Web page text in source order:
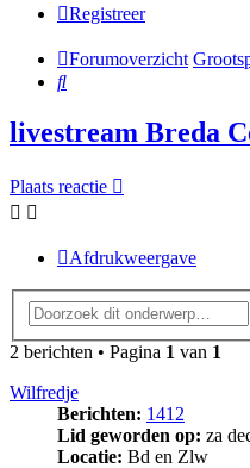
Registreer
Forumoverzicht
Zoek
livestream Breda
Plaats reactie
Afdrukweergave
2 berichten • Pagina 1 van 1
Wilfredje
Berichten: 1412
Lid geworden op: za
Locatie: Bd en Zlw